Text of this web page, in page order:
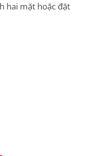
hai mặt hoặc đặt